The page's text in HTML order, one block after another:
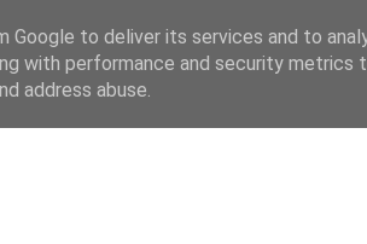
Google to deliver its services and to
with performance and security metrics
address abuse.